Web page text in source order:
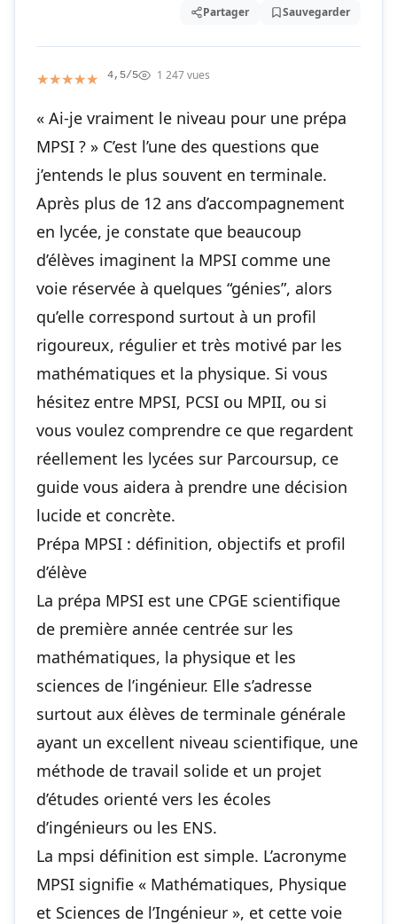
Partager Sauvegarder
★★★★★
★★★★★ 4,5/5 1 247 vues
« Ai-je vraiment le niveau pour une prépa
MPSI ? » C’est l’une des questions que
j’entends le plus souvent en terminale.
Après plus de 12 ans d’accompagnement
en lycée, je constate que beaucoup
d’élèves imaginent la MPSI comme une
voie réservée à quelques “génies”, alors
qu’elle correspond surtout à un profil
rigoureux, régulier et très motivé par les
mathématiques et la physique. Si vous
hésitez entre MPSI, PCSI ou MPII, ou si
vous voulez comprendre ce que regardent
réellement les lycées sur Parcoursup, ce
guide vous aidera à prendre une décision
lucide et concrète.
Prépa MPSI : définition, objectifs et profil
d’élève
La prépa MPSI est une CPGE scientifique
de première année centrée sur les
mathématiques, la physique et les
sciences de l’ingénieur. Elle s’adresse
surtout aux élèves de terminale générale
ayant un excellent niveau scientifique, une
méthode de travail solide et un projet
d’études orienté vers les écoles
d’ingénieurs ou les ENS.
La mpsi définition est simple. L’acronyme
MPSI signifie « Mathématiques, Physique
et Sciences de l’Ingénieur », et cette voie